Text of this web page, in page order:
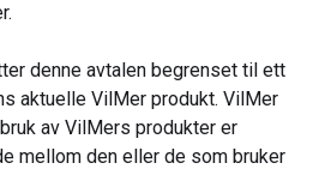
denne avtalen begrenset til ett
aktuelle VilMer produkt. VilMer
bruk av VilMers produkter er
mellom den eller de som bruker